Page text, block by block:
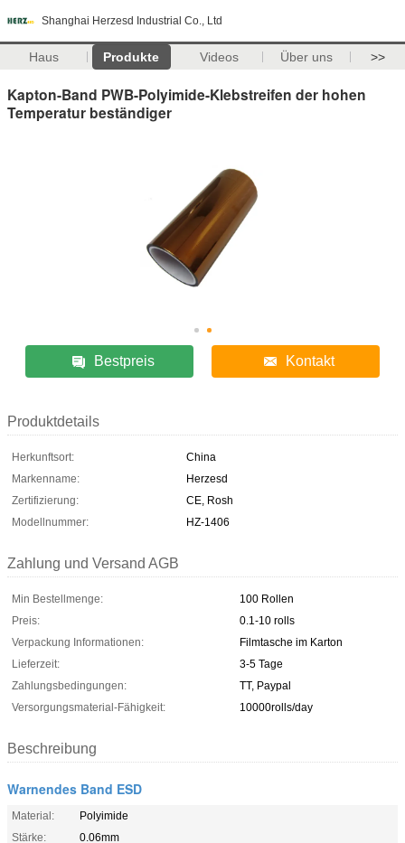
Shanghai Herzesd Industrial Co., Ltd
Haus Produkte Videos Über uns >>
Kapton-Band PWB-Polyimide-Klebstreifen der hohen
Temperatur beständiger
Bestpreis Kontakt
Produktdetails
Herkunftsort:
China
Markenname:
Herzesd
Zertifizierung:
CE, Rosh
Modellnummer:
HZ-1406
Zahlung und Versand AGB
Min Bestellmenge:
100 Rollen
Preis:
0.1-10 rolls
Verpackung Informationen:
Filmtasche im Karton
Lieferzeit:
3-5 Tage
Zahlungsbedingungen:
TT, Paypal
Versorgungsmaterial-Fähigkeit:
10000rolls/day
Beschreibung
Warnendes Band ESD
Material:
Polyimide
Stärke:
0.06mm